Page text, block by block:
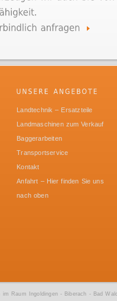
Landtechnik – Ersatzteile
Landmaschinen zum Verkauf
Baggerarbeiten
Transportservice
Kontakt
Anfahrt – Hier finden Sie uns
nach oben
im Raum Ingoldingen - Biberach - Bad